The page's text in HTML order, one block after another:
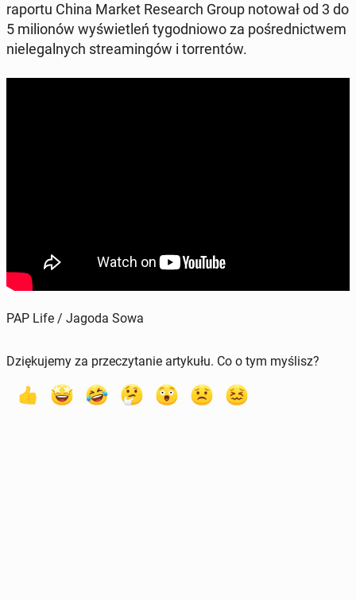
raportu China Market Re­se­arch Group notował od 3 do
5 mi­lio­nów wy­świe­tleń ty­go­dnio­wo za po­śred­nic­twem
nie­le­gal­nych stre­amin­gów i tor­ren­tów.
PAP Life / Jagoda Sowa
Dziękujemy za przeczytanie artykułu. Co o tym myślisz?